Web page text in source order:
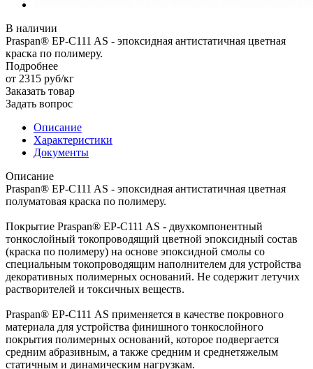
В наличии
Praspan® EP-C111 AS - эпоксидная антистатичная цветная
краска по полимеру.
Подробнее
от 2315 руб/кг
Заказать товар
Задать вопрос
Описание
Характеристики
Документы
Описание
Praspan® EP-C111 AS - эпоксидная антистатичная цветная
полуматовая краска по полимеру.
Покрытие Praspan® EP-C111 AS - двухкомпонентный
тонкослойный токопроводящий цветной эпоксидный состав
(краска по полимеру) на основе эпоксидной смолы со
специальным токопроводящим наполнителем для устройства
декоративных полимерных оснований. Не содержит летучих
растворителей и токсичных веществ.
Praspan® EP-С111 AS применяется в качестве покровного
материала для устройства финишного тонкослойного
покрытия полимерных оснований, которое подвергается
средним абразивным, а также средним и среднетяжелым
статичным и динамическим нагрузкам.